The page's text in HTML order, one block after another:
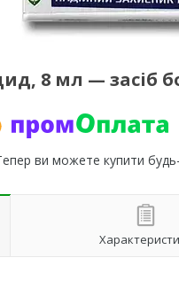
8 мл — засіб
ви можете купити